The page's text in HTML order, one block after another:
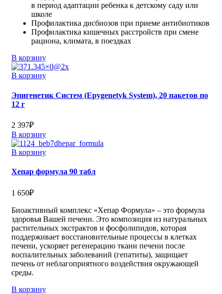
в период адаптации ребенка к детскому саду или
школе
Профилактика дисбиозов при приеме антибиотиков
Профилактика кишечных расстройств при смене
рациона, климата, в поездках
В корзину
В корзину
Эпигенетик Cистем (Epygenetyk System), 20 пакетов по
12 г
2 397₽
В корзину
В корзину
Хепар формула 90 табл
1 650₽
Биоактивный комплекс «Хепар Формула» – это формула
здоровья Вашей печени. Это композиция из натуральных
растительных экстрактов и фосфолипидов, которая
поддерживает восстановительные процессы в клетках
печени, ускоряет регенерацию ткани печени после
воспалительных заболеваний (гепатиты), защищает
печень от неблагоприятного воздействия окружающей
среды.
В корзину